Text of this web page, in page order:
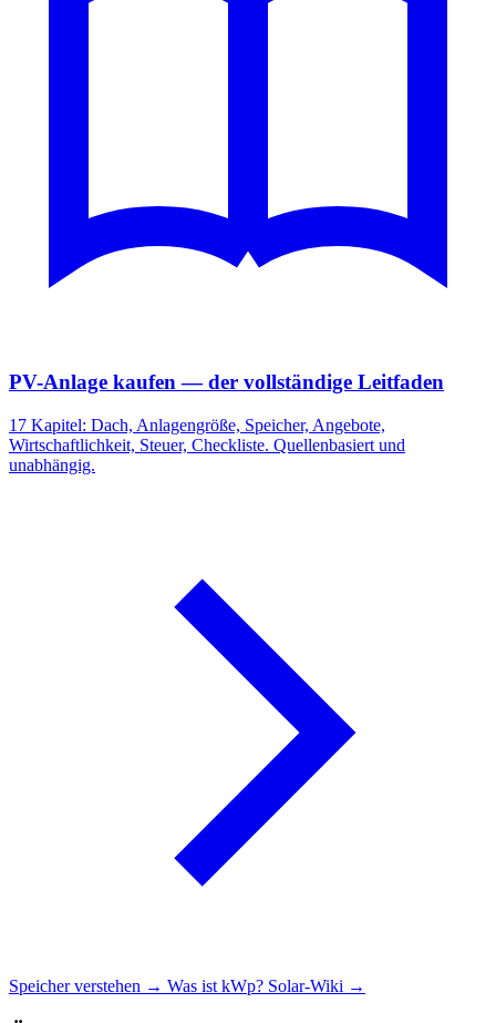
PV-Anlage kaufen — der vollständige Leitfaden
17 Kapitel: Dach, Anlagengröße, Speicher, Angebote,
Wirtschaftlichkeit, Steuer, Checkliste. Quellenbasiert und
unabhängig.
Speicher verstehen → Was ist kWp? Solar-Wiki →